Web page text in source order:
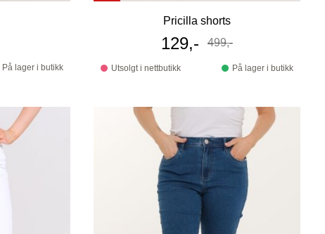
På lager i butikk
Pricilla shorts
Tilbudspris
129,- Før
499,-
Utsolgt i nettbutikk På lager i butikk